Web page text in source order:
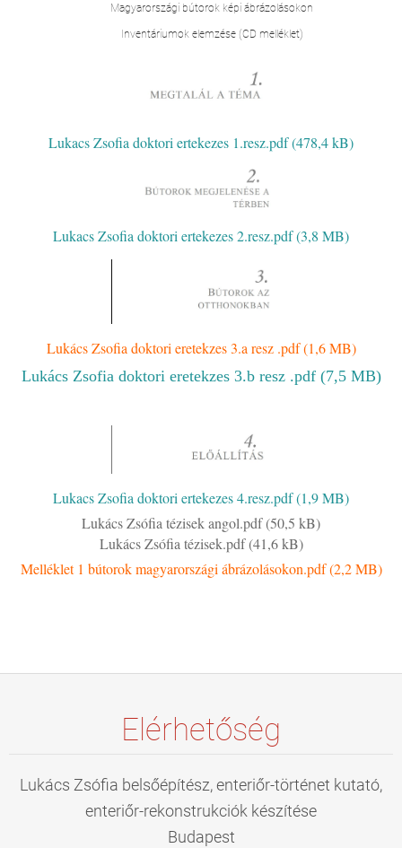
Magyarországi bútorok képi ábrázolásokon
Inventáriumok elemzése (CD melléklet)
Lukacs Zsofia doktori ertekezes 1.resz.pdf (478,4 kB)
Lukacs Zsofia doktori ertekezes 2.resz.pdf (3,8 MB)
Lukács Zsofia doktori eretekzes 3.a resz .pdf (1,6 MB)
Lukács Zsofia doktori eretekzes 3.b resz .pdf (7,5 MB)
Lukacs Zsofia doktori ertekezes 4.resz.pdf (1,9 MB)
Lukács Zsófia tézisek angol.pdf (50,5 kB)
Lukács Zsófia tézisek.pdf (41,6 kB)
Melléklet 1 bútorok magyarországi ábrázolásokon.pdf (2,2 MB)
Elérhetőség
Lukács Zsófia belsőépítész, enteriőr-történet kutató,
enteriőr-rekonstrukciók készítése
Budapest